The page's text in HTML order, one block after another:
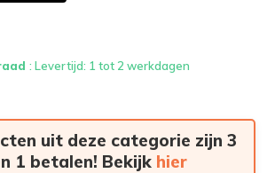
: Levertijd: 1 tot 2 werkdagen
uit deze categorie zijn 3
1 betalen! Bekijk hier